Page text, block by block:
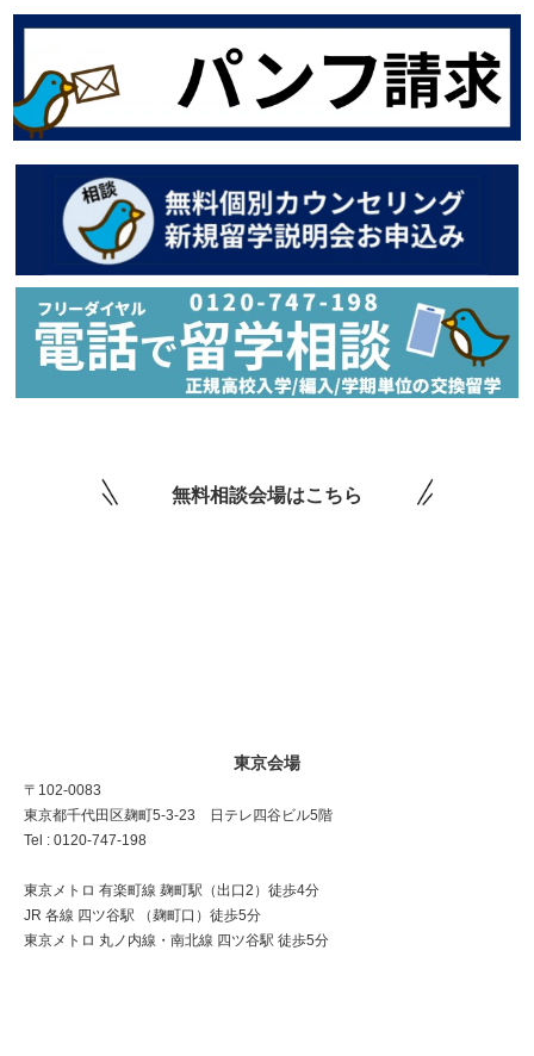
無料相談会場はこちら
東京会場
〒102-0083
東京都千代田区麹町5-3-23 日テレ四谷ビル5階
Tel : 0120-747-198
東京メトロ 有楽町線 麹町駅（出口2）徒歩4分
JR 各線 四ツ谷駅 （麹町口）徒歩5分
東京メトロ 丸ノ内線・南北線 四ツ谷駅 徒歩5分